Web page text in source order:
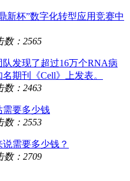
新杯”数字化转型应用竞赛中
数：2565
发现了超过16万个RNA病
期刊《Cell》上发表。
数：2463
需要多少钱
数：2553
需要多少钱？
数：2709